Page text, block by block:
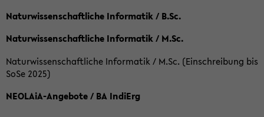
Naturwissenschaftliche Informatik / B.Sc.
Naturwissenschaftliche Informatik / M.Sc.
Naturwissenschaftliche Informatik / M.Sc. (Einschreibung bis
SoSe 2025)
NEOLAiA-Angebote / BA IndiErg